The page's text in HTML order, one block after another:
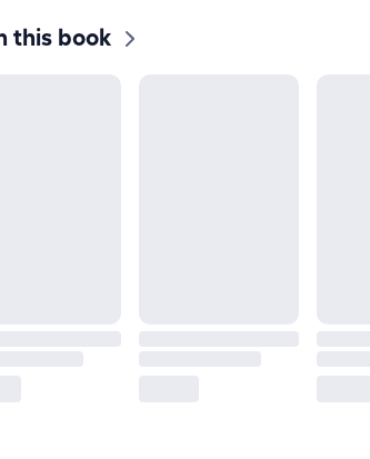
this book